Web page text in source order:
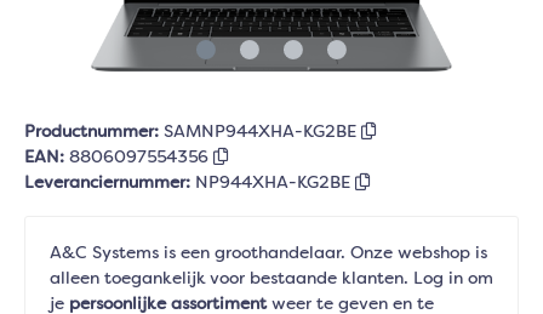
Productnummer: SAMNP944XHA-KG2BE
EAN: 8806097554356
Leveranciernummer: NP944XHA-KG2BE
A&C Systems is een groothandelaar. Onze webshop is
alleen toegankelijk voor bestaande klanten. Log in om
je persoonlijke assortimentweer te geven en te